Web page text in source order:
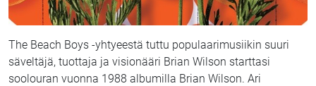
The Beach Boys -yhtyeestä tuttu populaarimusiikin suuri
säveltäjä, tuottaja ja visionääri Brian Wilson starttasi
soolouran vuonna 1988 albumilla Brian Wilson. Ari